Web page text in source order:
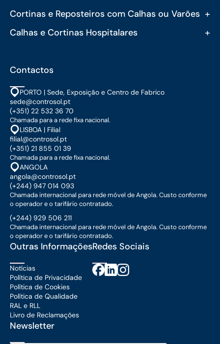
Cortinas e Reposteiros com Calhas ou Varões +
Calhas e Cortinas Hospitalares +
Contactos
PORTO | Sede, Exposição e Centro de Fabrico
sede@controsol.pt
(+351) 22 532 36 70
Chamada para a rede fixa nacional.
LISBOA | Filial
filial@controsol.pt
(+351) 21 855 01 39
Chamada para a rede fixa nacional.
ANGOLA
angola@controsol.pt
(+244) 947 014 093
Chamada internacional para rede móvel de Angola. Custo conforme
o operador e o tarifário contratado.
(+244) 929 506 211
Chamada internacional para rede móvel de Angola. Custo conforme
o operador e o tarifário contratado.
Outras Informações
Notícias
Política de Privacidade
Política de Cookies
Política de Qualidade
RAL e RLL
Livro de Reclamações
Redes Sociais
Newsletter